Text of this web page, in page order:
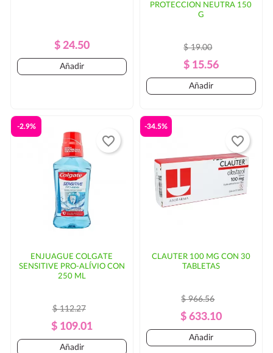
Precio
Regular
Precio
$ 24.50
Añadir
PROTECCION NEUTRA 150
G
Precio
Regular
$ 19.00
Precio
$ 15.56
Añadir
ENJUAGUE COLGATE
SENSITIVE PRO-ALÍVIO CON
250 ML
Precio
Regular
$ 112.27
Precio
$ 109.01
-2.9%
Añadir
favorite_border
CLAUTER 100 MG CON 30
TABLETAS
Precio
Regular
$ 966.56
Precio
$ 633.10
-34.5%
Añadir
favorite_border